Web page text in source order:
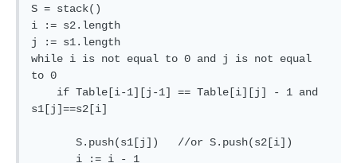
S = stack()
i := s2.length
j := s1.length
while i is not equal to 0 and j is not equal
to 0
s1[j]==s2[i]